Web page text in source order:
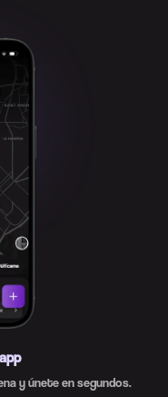
y únete en segundos.